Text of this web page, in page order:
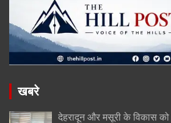
खबरे
देहरादून और मसूरी के विकास को